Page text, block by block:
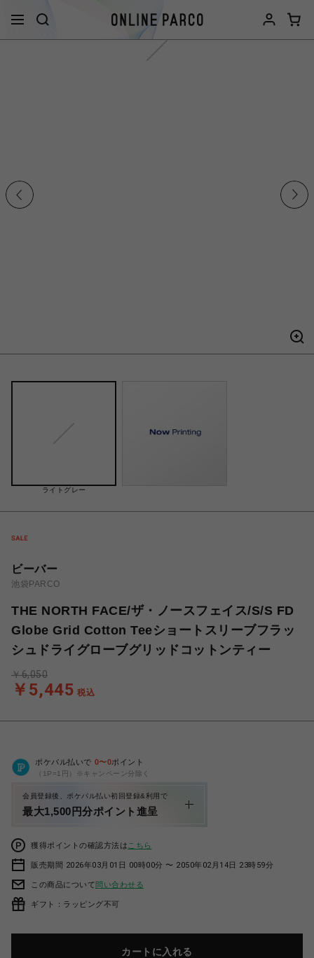
ライトグレー
ビーバー
池袋PARCO
THE NORTH FACE/ザ・ノースフェイス/S/S FD
Globe Grid Cotton Teeショートスリーブフラッ
シュドライグローブグリッドコットンティー
￥5,445 税込
￥6,050
ポケパル払いで 0〜0ポイント
（1P=1円）※キャンペーン分除く
会員登録後、ポケパル払い初回登録&利用で
最大1,500円分ポイント進呈
獲得ポイントの確認方法は こちら
販売期間 2026年03月01日 00時00分 〜 2050年02月14日 23時59分
この商品について問い合わせる
ギフト：ラッピング不可
カートに入れる